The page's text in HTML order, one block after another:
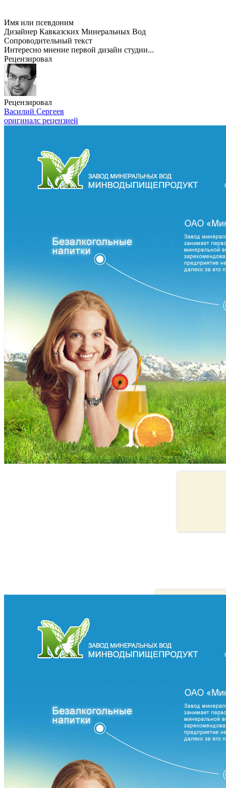
Имя или псевдоним
Дизайнер Кавказских Минеральных Вод
Сопроводительный текст
Интересно мнение первой дизайн студии...
Рецензировал
Рецензировал
Василий Сергеев
оригиналс рецензией